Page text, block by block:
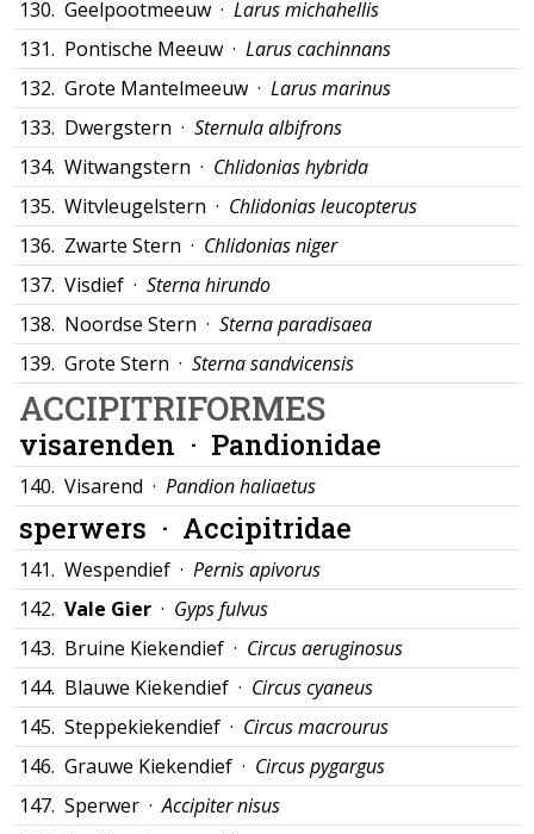
130. Geelpootmeeuw · Larus michahellis
131. Pontische Meeuw · Larus cachinnans
132. Grote Mantelmeeuw · Larus marinus
133. Dwergstern · Sternula albifrons
134. Witwangstern · Chlidonias hybrida
135. Witvleugelstern · Chlidonias leucopterus
136. Zwarte Stern · Chlidonias niger
137. Visdief · Sterna hirundo
138. Noordse Stern · Sterna paradisaea
139. Grote Stern · Sterna sandvicensis
ACCIPITRIFORMES
visarenden · Pandionidae
140. Visarend · Pandion haliaetus
sperwers · Accipitridae
141. Wespendief · Pernis apivorus
142. Vale Gier · Gyps fulvus
143. Bruine Kiekendief · Circus aeruginosus
144. Blauwe Kiekendief · Circus cyaneus
145. Steppekiekendief · Circus macrourus
146. Grauwe Kiekendief · Circus pygargus
147. Sperwer ·Accipiter nisus